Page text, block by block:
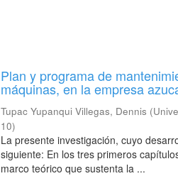
Plan y programa de
máquinas, en la empresa
Tupac Yupanqui Villegas, Dennis (
10)
La presente investigación, cuyo
siguiente: En los tres primeros
marco teórico que sustenta la ...